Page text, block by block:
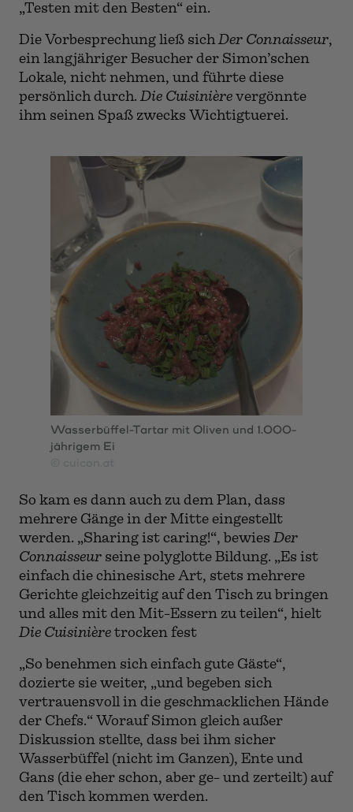
„Testen mit den Besten“ ein.
Die Vorbesprechung ließ sichDer Connaisseur,
ein langjähriger Besucher der Simon’schen
Lokale, nicht nehmen, und führte diese
persönlich durch.Die Cuisinière vergönnte
ihm seinen Spaß zwecks Wichtigtuerei.
Wasserbüffel-Tartar mit Oliven und 1.000-
jährigem Ei
So kam es dann auch zu dem Plan, dass
mehrere Gänge in der Mitte eingestellt
werden. „Sharing ist caring!“, bewiesDer
Connaisseur seine polyglotte Bildung. „Es ist
einfach die chinesische Art, stets mehrere
Gerichte gleichzeitig auf den Tisch zu bringen
und alles mit den Mit-Essern zu teilen“, hielt
Die Cuisinière trocken fest
„So benehmen sich einfach gute Gäste“,
dozierte sie weiter, „und begeben sich
vertrauensvoll in die geschmacklichen Hände
der Chefs.“ Worauf Simon gleich außer
Diskussion stellte, dass bei ihm sicher
Wasserbüffel (nicht im Ganzen), Ente und
Gans (die eher schon, aber ge- und zerteilt) auf
den Tisch kommen werden.